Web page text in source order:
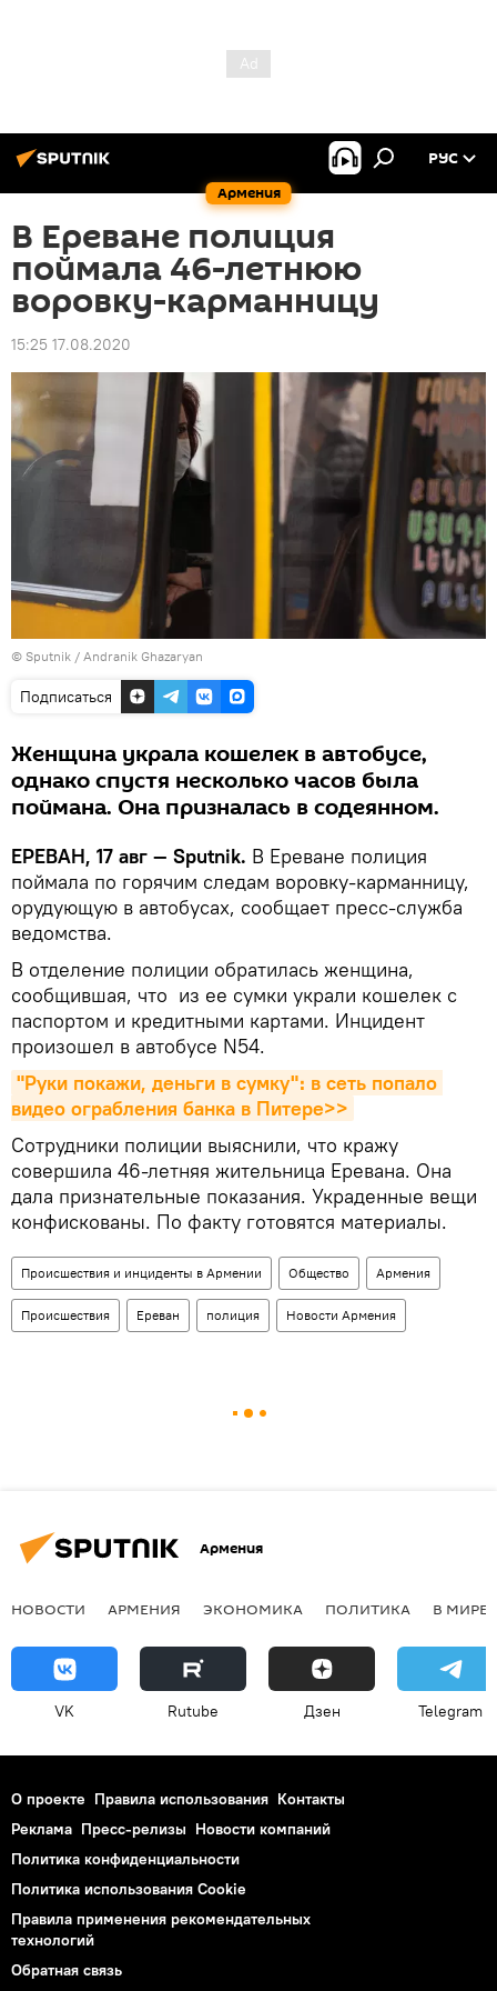
Армения
РУС
В Ереване полиция
поймала 46-летнюю
воровку-карманницу
15:25 17.08.2020
© Sputnik / Andranik Ghazaryan
Подписаться
Женщина украла кошелек в автобусе,
однако спустя несколько часов была
поймана. Она призналась в содеянном.
ЕРЕВАН, 17 авг — Sputnik. В Ереване полиция
поймала по горячим следам воровку-карманницу,
орудующую в автобусах, сообщает пресс-служба
ведомства.
В отделение полиции обратилась женщина,
сообщившая, что из ее сумки украли кошелек с
паспортом и кредитными картами. Инцидент
произошел в автобусе N54.
"Руки покажи, деньги в сумку"։ в сеть попало
видео ограбления банка в Питере>>
Сотрудники полиции выяснили, что кражу
совершила 46-летняя жительница Еревана. Она
дала признательные показания. Украденные вещи
конфискованы. По факту готовятся материалы.
Происшествия и инциденты в Армении Общество Армения
Происшествия Ереван полиция Новости Армения
Армения
НОВОСТИ АРМЕНИЯ ЭКОНОМИКА ПОЛИТИКА В МИРЕ
VK Rutube Дзен Telegram
О проекте Правила использования Контакты
Реклама Пресс-релизы Новости компаний
Политика конфиденциальности
Политика использования Cookie
Правила применения рекомендательных
технологий
Обратная связь